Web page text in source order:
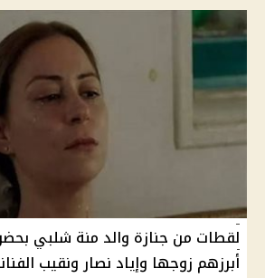
لقطات من جنازة والد منة شلبي
أبرزهم زوجها وإياد نصار ونقيب